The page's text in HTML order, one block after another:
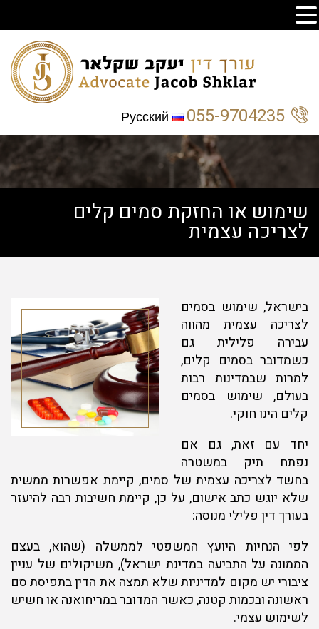
055-9704235
Русский
שימוש או החזקת סמים קלים
לצריכה עצמית
בישראל, שימוש בסמים
לצריכה עצמית מהווה
עבירה פלילית גם
כשמדובר בסמים קלים,
למרות שבמדינות רבות
בעולם, שימוש בסמים
קלים הינו חוקי.
יחד עם זאת, גם אם
נפתח תיק במשטרה
בחשד לצריכה עצמית של סמים, קיימת אפשרות ממשית
שלא יוגש כתב אישום, על כן, קיימת חשיבות רבה להיעזר
בעורך דין פלילי מנוסה:
לפי הנחיות היועץ המשפטי לממשלה (שהוא, בעצם
הממונה על התביעה במדינת ישראל), משיקולים של עניין
ציבורי יש מקום למדיניות שלא תמצה את הדין בתפיסת סם
ראשונה ובכמות קטנה, כאשר המדובר במריחואנה או חשיש
לשימוש עצמי.